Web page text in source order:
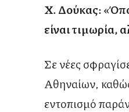
Χ. Δούκας:
είναι τιμωρία,
Σε νέες
Αθηναίων,
εντοπισμό